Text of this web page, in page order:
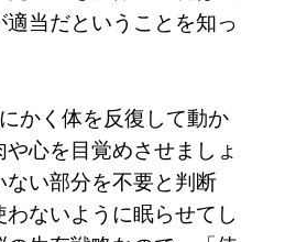
適当だということを知っ
かく体を反復して動か
心を目覚めさせましょ
ない部分を不要と判断
わないように眠らせてし